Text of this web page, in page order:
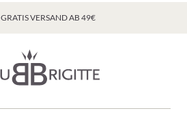
GRATIS VERSAND AB 49€